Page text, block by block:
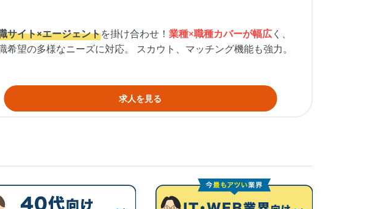
サイト×エージェントを掛け合わせ！ 業種×職種カバーが幅広く、
希望の多様なニーズに対応。 スカウト、マッチング機能も強力。
求人を見る